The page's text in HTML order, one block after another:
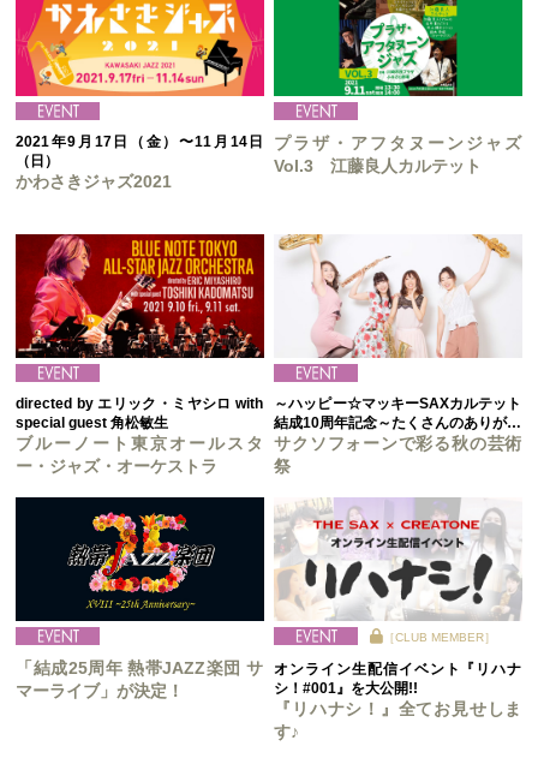
2021年9月17日（金）〜11月14日
（日）
かわさきジャズ2021
プラザ・アフタヌーンジャズ
Vol.3 江藤良人カルテット
directed by エリック・ミヤシロ with
special guest 角松敏生
ブルーノート東京オールスタ
ー・ジャズ・オーケストラ
～ハッピー☆マッキーSAXカルテット
結成10周年記念～たくさんのありがと
うをこめて～
サクソフォーンで彩る秋の芸術
祭
「結成25周年 熱帯JAZZ楽団 サ
マーライブ」が決定！
［CLUB MEMBER］
オンライン生配信イベント『リハナ
シ！#001』を大公開!!
『リハナシ！』全てお見せしま
す♪